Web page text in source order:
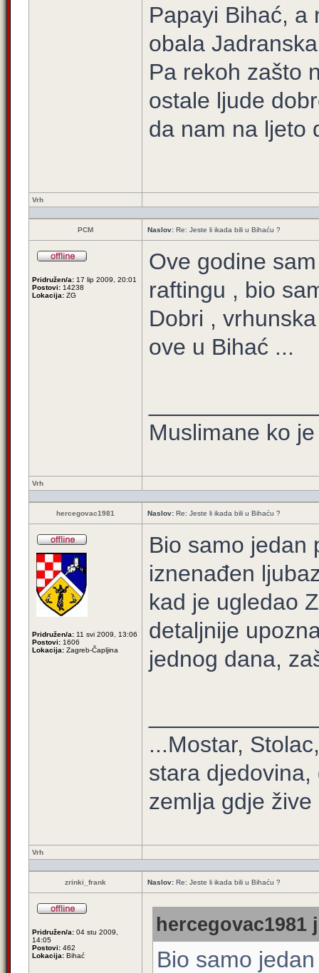
Papayi Bihać, a
obala
Pa rekoh zašto
ostale ljude
da nam na ljeto
Vrh
PCM Naslov: Re: Jeste li ikada bili u Bihaću ?
Pridružen/a: 17 lip 2009, 20:01
Postovi: 14238
Lokacija: ZG
Ove godine
raftingu , bio
Dobri ,
ove u Bihać ...
Muslimane ko
Vrh
hercegovac1981 Naslov: Re: Jeste li ikada bili u Bihaću ?
Pridružen/a: 11 svi 2009, 13:06
Postovi: 1606
Lokacija: Zagreb-Čapljina
Bio samo jedan
iznenađen
kad je ugledao
detaljnije
jednog dana,
...Mostar,
stara
zemlja gdje žive
Vrh
zrinki_frank Naslov: Re: Jeste li ikada bili u Bihaću ?
Pridružen/a: 04 stu 2009,
14:05
Postovi: 462
Lokacija: Bihać
hercegovac1981
Bio samo